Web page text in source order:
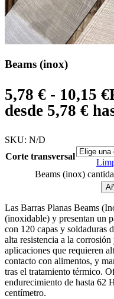
Beams (inox)
5,78 € - 10,15 €
desde 5,78 €
SKU: N/D
Corte transversal
Beams (inox)
Las Barras Planas Beams
(inoxidable) y presentan un
con 120 capas y soldaduras
alta resistencia a la
aplicaciones que requieren
contacto con alimentos, y
tras el tratamiento térmico.
endurecimiento de hasta 62
centímetro.